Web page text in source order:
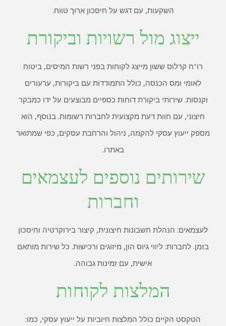
השקעות, עם דגש על חיסכון ארוך טווח.
ייצוג מול רשויות וביקורת
רו"ח קרלוס ששון מייצג לקוחות בפני רשות המיסים, ביטוח
לאומי ומס הכנסה, כולל התמודדות עם ביקורות, ערעורים
וקנסות. שירותי ביקורת דוחות כספיים מבוצעים על ידו כמבקר
חיצוני, עם חוות דעת מקצועית לחברות רשומות. בנוסף, הוא
מספק ייעוץ עסקי להקמה, ניהול והרחבת עסקים, כפי שמתואר
באתרו.
שירותים נוספים לעצמאים
וחברות
לעצמאים: הנהלת חשבונות חיצונית, קיצור בירוקרטיה וחיסכון
בזמן. לחברות: ליווי גיוס הון, מיזוגים ורכישות. כל שירות מותאם
אישית, עם זמינות גבוהה.
המלצות לקוחות
הטקסט הקיים כולל המלצות חיוביות על ייעוץ עסקי, כמו: